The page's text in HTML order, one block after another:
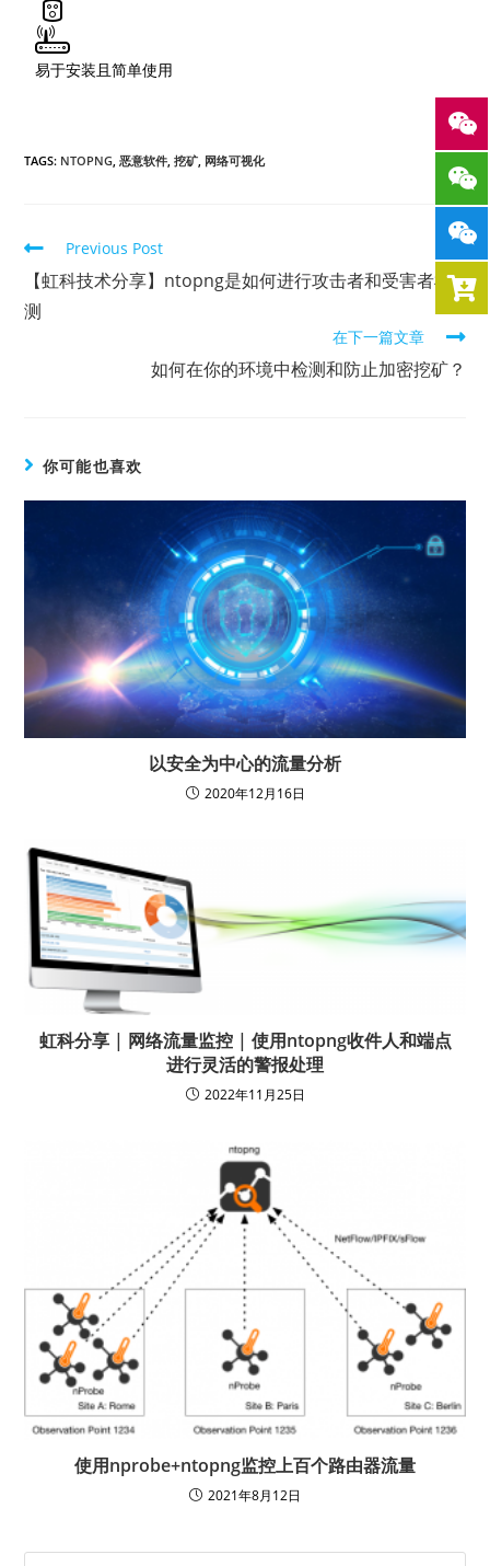
易于安装且简单使用
TAGS: NTOPNG, 恶意软件, 挖矿, 网络可视化
Previous Post
【虹科技术分享】ntopng是如何进行攻击者和受害者检
测
在下一篇文章
如何在你的环境中检测和防止加密挖矿？
你可能也喜欢
以安全为中心的流量分析
2020年12月16日
虹科分享 | 网络流量监控 | 使用ntopng收件人和端点
进行灵活的警报处理
2022年11月25日
使用nprobe+ntopng监控上百个路由器流量
2021年8月12日